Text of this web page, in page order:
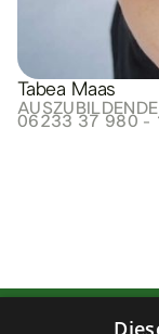
Tabea Maas
AUSZUBILDENDE
06233 37 980 -